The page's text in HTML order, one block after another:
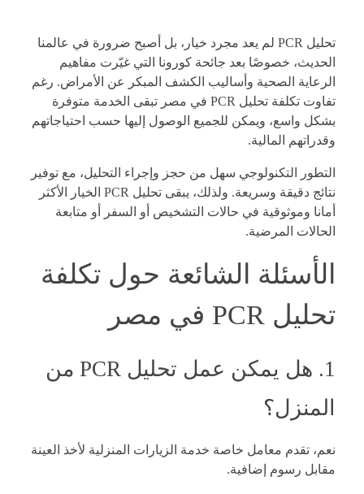
تحليل PCR لم يعد مجرد خيار، بل أصبح ضرورة في عالمنا
الحديث، خصوصًا بعد جائحة كورونا التي غيّرت مفاهيم
الرعاية الصحية وأساليب الكشف المبكر عن الأمراض. رغم
تفاوت تكلفة تحليل PCR في مصر
تبقى الخدمة متوفرة
بشكل واسع، ويمكن للجميع الوصول إليها حسب احتياجاتهم
وقدراتهم المالية.
التطور التكنولوجي سهل من حجز وإجراء التحليل، مع توفير
نتائج دقيقة وسريعة. ولذلك، يبقى تحليل PCR الخيار الأكثر
أمانا وموثوقية في حالات التشخيص أو السفر أو متابعة
الحالات المرضية.
الأسئلة الشائعة حول تكلفة
تحليل PCR في مصر
1. هل يمكن عمل تحليل PCR من
المنزل؟
نعم، تقدم معامل خاصة خدمة الزيارات المنزلية لأخذ العينة
مقابل رسوم إضافية.